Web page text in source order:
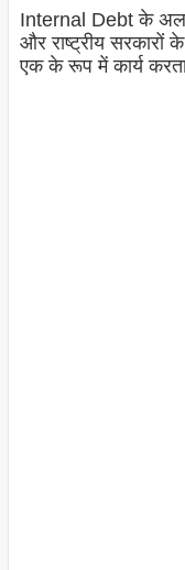
Internal Debt के
और राष्ट्रीय सरकारों
एक के रूप में कार्य